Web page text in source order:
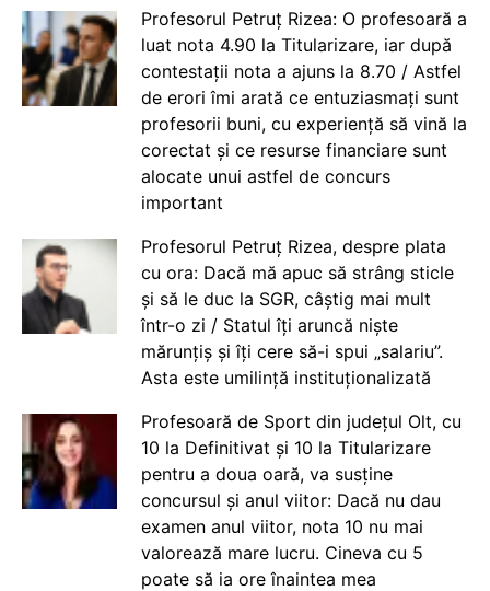
Profesorul Petruț Rizea: O profesoară a
luat nota 4.90 la Titularizare, iar după
contestații nota a ajuns la 8.70 / Astfel
de erori îmi arată ce entuziasmați sunt
profesorii buni, cu experiență să vină la
corectat și ce resurse financiare sunt
alocate unui astfel de concurs
important
Profesorul Petruț Rizea, despre plata
cu ora: Dacă mă apuc să strâng sticle
și să le duc la SGR, câștig mai mult
într-o zi / Statul îți aruncă niște
mărunțiș și îți cere să-i spui „salariu”.
Asta este umilință instituționalizată
Profesoară de Sport din județul Olt, cu
10 la Definitivat și 10 la Titularizare
pentru a doua oară, va susține
concursul și anul viitor: Dacă nu dau
examen anul viitor, nota 10 nu mai
valorează mare lucru. Cineva cu 5
poate să ia ore înaintea mea